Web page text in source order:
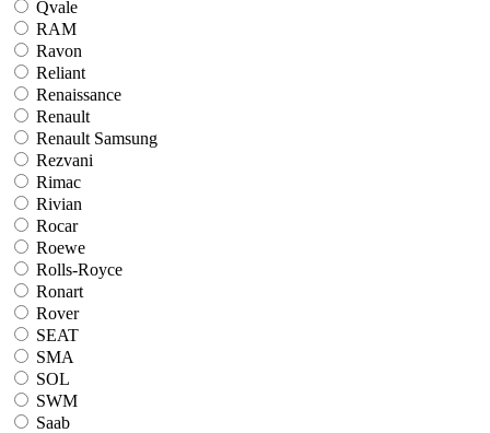
Qvale
RAM
Ravon
Reliant
Renaissance
Renault
Renault Samsung
Rezvani
Rimac
Rivian
Rocar
Roewe
Rolls-Royce
Ronart
Rover
SEAT
SMA
SOL
SWM
Saab